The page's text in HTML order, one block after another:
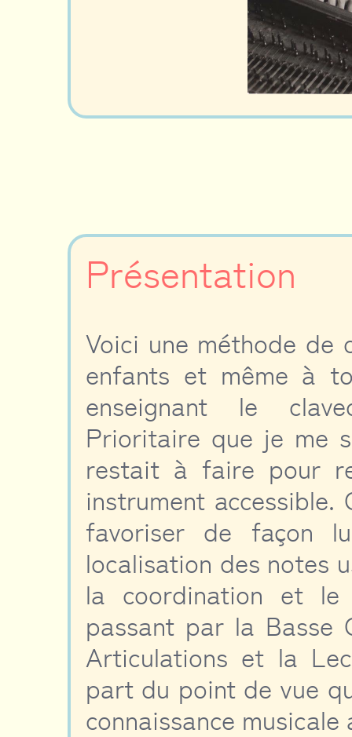
Présentation
Voici une méthode de
enfants et même à
enseignant le
Prioritaire que je me
restait à faire pour
instrument
favoriser de façon
localisation des notes
la coordination et le
passant par la Basse
Articulations et la
part du point de vue
connaissance musicale